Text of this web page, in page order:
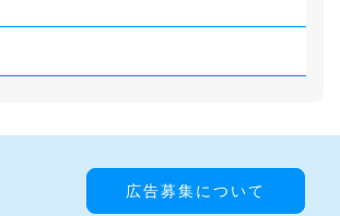
広告募集について